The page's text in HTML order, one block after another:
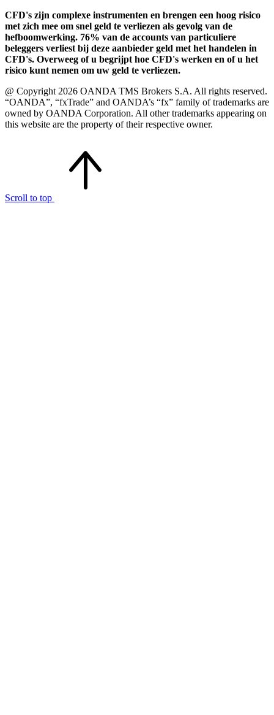
CFD's zijn complexe instrumenten en brengen een hoog risico
met zich mee om snel geld te verliezen als gevolg van de
hefboomwerking. 76% van de accounts van particuliere
beleggers verliest bij deze aanbieder geld met het handelen in
CFD's. Overweeg of u begrijpt hoe CFD's werken en of u het
risico kunt nemen om uw geld te verliezen.
@ Copyright 2026 OANDA TMS Brokers S.A. All rights reserved.
“OANDA”, “fxTrade” and OANDA’s “fx” family of trademarks are
owned by OANDA Corporation. All other trademarks appearing on
this website are the property of their respective owner.
Scroll to top